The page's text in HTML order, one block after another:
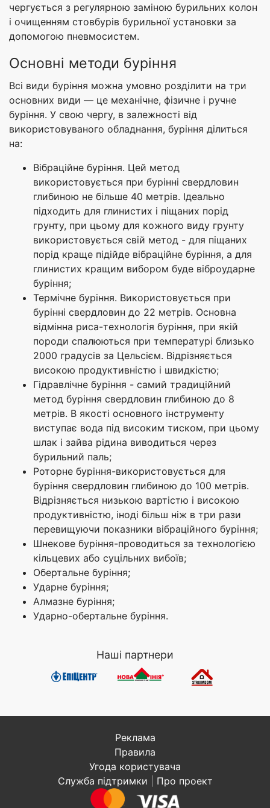
чергується з регулярною заміною бурильних колон
і очищенням стовбурів бурильної установки за
допомогою пневмосистем.
Основні методи буріння
Всі види буріння можна умовно розділити на три
основних види — це механічне, фізичне і ручне
буріння. У свою чергу, в залежності від
використовуваного обладнання, буріння ділиться
на:
Вібраційне буріння. Цей метод
використовується при бурінні свердловин
глибиною не більше 40 метрів. Ідеально
підходить для глинистих і піщаних порід
грунту, при цьому для кожного виду грунту
використовується свій метод - для піщаних
порід краще підійде вібраційне буріння, а для
глинистих кращим вибором буде віброударне
буріння;
Термічне буріння. Використовується при
бурінні свердловин до 22 метрів. Основна
відмінна риса-технологія буріння, при якій
породи спалюються при температурі близько
2000 градусів за Цельсієм. Відрізняється
високою продуктивністю і швидкістю;
Гідравлічне буріння - самий традиційний
метод буріння свердловин глибиною до 8
метрів. В якості основного інструменту
виступає вода під високим тиском, при цьому
шлак і зайва рідина виводиться через
бурильний паль;
Роторне буріння-використовується для
буріння свердловин глибиною до 100 метрів.
Відрізняється низькою вартістю і високою
продуктивністю, іноді більш ніж в три рази
перевищуючи показники вібраційного буріння;
Шнекове буріння-проводиться за технологією
кільцевих або суцільних вибоїв;
Обертальне буріння;
Ударне буріння;
Алмазне буріння;
Ударно-обертальне буріння.
Наші партнери
Реклама
Правила
Угода користувача
Служба підтримки
Про проект